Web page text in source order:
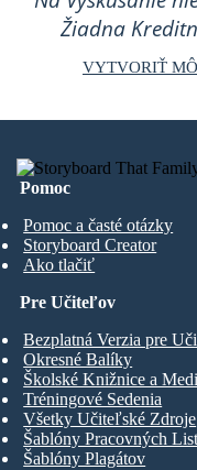
Žiadna
VYTVORIŤ
Pomoc
Pomoc a časté otázky
Storyboard Creator
Ako tlačiť
Pre Učiteľov
Bezplatná Verzia pre
Okresné Balíky
Školské Knižnice a
Tréningové Sedenia
Všetky Učiteľské Zdroje
Šablóny Pracovných
Šablóny Plagátov